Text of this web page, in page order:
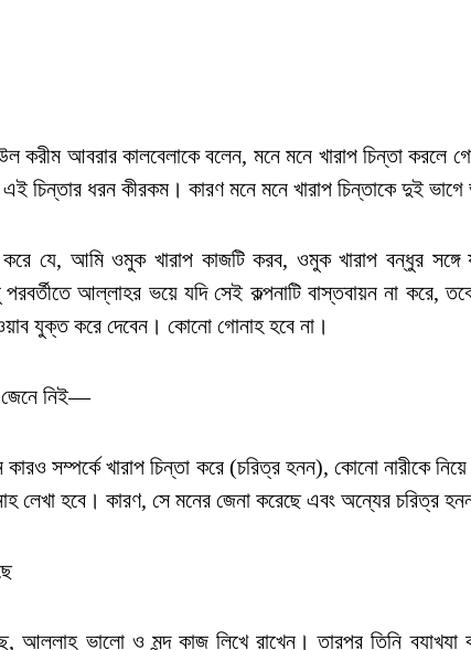
করীম আবরার কালবেলাকে বলেন, মনে মনে খারাপ চিন্তা করলে
চিন্তার ধরন কীরকম। কারণ মনে মনে খারাপ চিন্তাকে দুই ভাগে
যে, আমি ওমুক খারাপ কাজটি করব, ওমুক খারাপ বন্ধুর সঙ্গে
আল্লাহর ভয়ে যদি সেই কল্পনাটি বাস্তবায়ন না করে,
যুক্ত করে দেবেন। কোনো গোনাহ হবে না।
জেনে নিই—
সম্পর্কে খারাপ চিন্তা করে (চরিত্র হনন), কোনো নারীকে নিয়ে
লেখা হবে। কারণ, সে মনের জেনা করেছে এবং অন্যের চরিত্র
আল্লাহ ভালো ও মন্দ কাজ লিখে রাখেন। তারপর তিনি